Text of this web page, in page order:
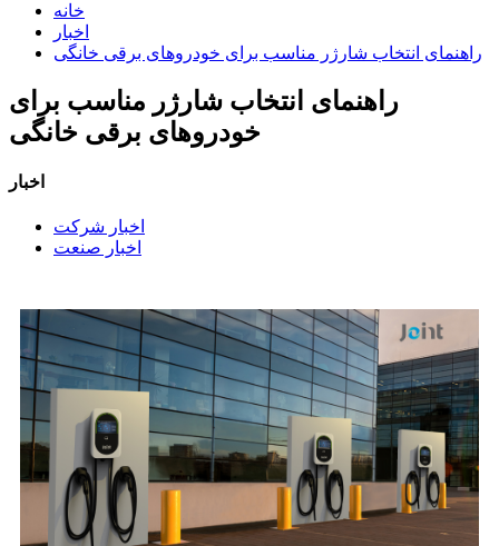
خانه
اخبار
راهنمای انتخاب شارژر مناسب برای خودروهای برقی خانگی
راهنمای انتخاب شارژر مناسب برای
خودروهای برقی خانگی
اخبار
اخبار شرکت
اخبار صنعت